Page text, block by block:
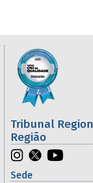
Informações
Imagem
Tribunal
Região
Sede